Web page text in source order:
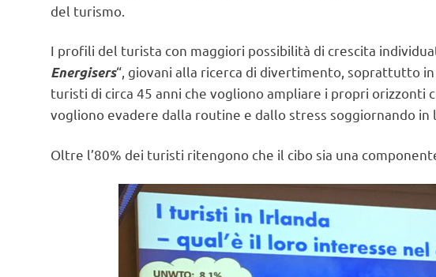
del turismo.
I profili del turista con maggiori possibilità di crescita
Energisers“, giovani alla ricerca di divertimento, soprattutto
turisti di circa 45 anni che vogliono ampliare i propri orizzonti
vogliono evadere dalla routine e dallo stress soggiornando
Oltre l’80% dei turisti ritengono che il cibo sia una